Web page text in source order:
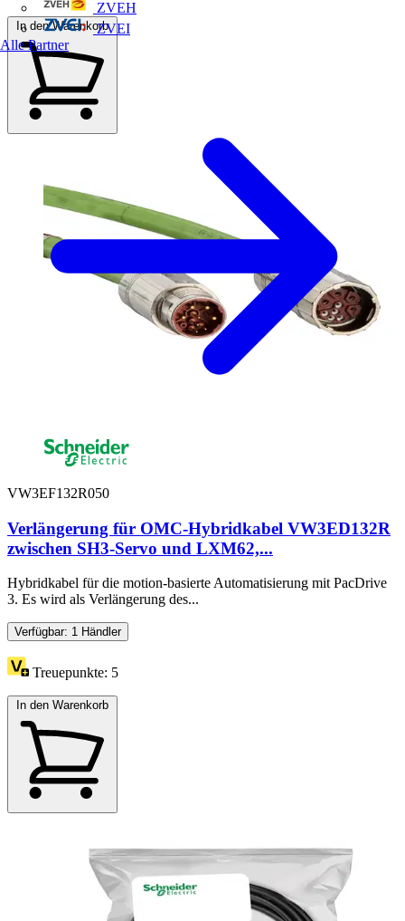
ZVEH
ZVEI
Alle Partner
In den Warenkorb
VW3EF132R050
Verlängerung für OMC-Hybridkabel VW3ED132R
zwischen SH3-Servo und LXM62,...
Hybridkabel für die motion-basierte Automatisierung mit PacDrive
3. Es wird als Verlängerung des...
Verfügbar: 1 Händler
Treuepunkte: 5
In den Warenkorb